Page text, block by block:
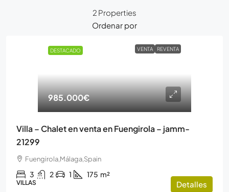
2 Properties
Ordenar por
DESTACADO VENTA REVENTA
985.000€
Villa – Chalet en venta en Fuengirola – jamm-
21299
Fuengirola,Málaga,Spain
3 2 1 175 m²
VILLAS Detalles